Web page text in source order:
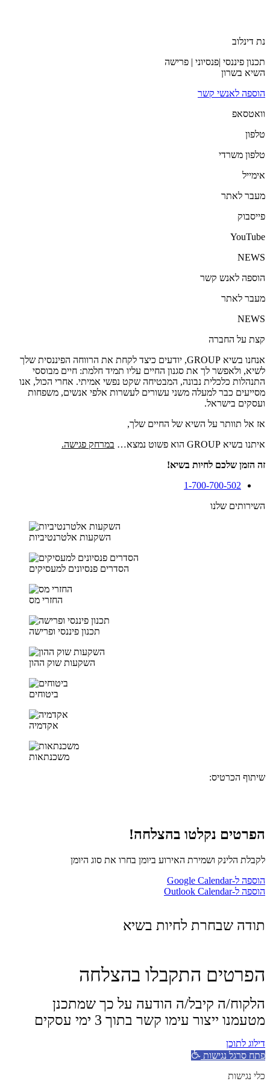
נת דינלוב
תכנון פיננסי |פנסיוני | פרישה
השיא בשרון
הוספה לאנשי קשר
וואטסאפ
טלפון
טלפון משרדי
אימייל
מעבר לאתר
פייסבוק
YouTube
NEWS
הוספה לאנש קשר
מעבר לאתר
NEWS
קצת על החברה
אנחנו בשיא GROUP, יודעים כיצד לקחת את הרווחה הפיננסית שלך
לשיא, ולאפשר לך את סגנון החיים עליו תמיד חלמת: חיים מבוססי
התנהלות כלכלית נבונה, המבטיחה שקט נפשי אמיתי. אחרי הכול, אנו
מסייעים כבר למעלה משני עשורים לעשרות אלפי אנשים, משפחות
ועסקים בישראל.
אז אל תוותר על השיא של החיים שלך,
איתנו בשיא GROUP הוא פשוט נמצא…
במרחק פגישה.
זה הזמן שלכם לחיות בשיא!
1-700-700-502
השירותים שלנו
השקעות אלטרנטיביות
הסדרים פנסיונים למעסיקים
החזרי מס
תכנון פיננסי ופרישה
השקעות שוק ההון
ביטוחים
אקדמיה
משכנתאות
שיתוף הכרטיס:
הפרטים נקלטו בהצלחה!
לקבלת הלינק ושמירת האירוע ביומן בחרו את סוג היומן
הוספה ל-Google Calendar
הוספה ל-Outlook Calendar
תודה שבחרת לחיות בשיא
הפרטים התקבלו בהצלחה
הלקוח/ה קיבל/ה הודעה על כך שמתכנן
מטעמנו ייצור עימו קשר בתוך 3 ימי עסקים
דילוג לתוכן
פתח סרגל נגישות
כלי נגישות